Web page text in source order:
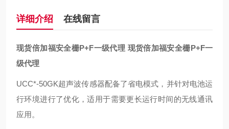
详细介绍 在线留言
现货倍加福安全栅P+F一级代理 现货倍加福安全栅P+F一
级代理
UCC*-50GK超声波传感器配备了省电模式，并针对电池运
行环境进行了优化，适用于需要更长运行时间的无线通讯
应用。